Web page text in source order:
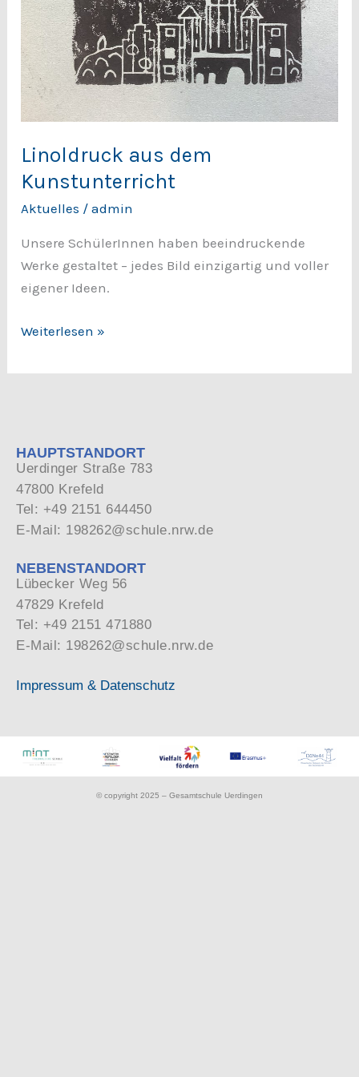
Linoldruck aus dem
Kunstunterricht
Aktuelles /admin
Unsere SchülerInnen haben beeindruckende
Werke gestaltet – jedes Bild einzigartig und voller
eigener Ideen.
Weiterlesen »
HAUPTSTANDORT
Uerdinger Straße 783
47800 Krefeld
Tel: +49 2151 644450
E-Mail: 198262@schule.nrw.de
NEBENSTANDORT
Lübecker Weg 56
47829 Krefeld
Tel: +49 2151 471880
E-Mail: 198262@schule.nrw.de
Impressum & Datenschutz
© copyright 2025 – Gesamtschule Uerdingen